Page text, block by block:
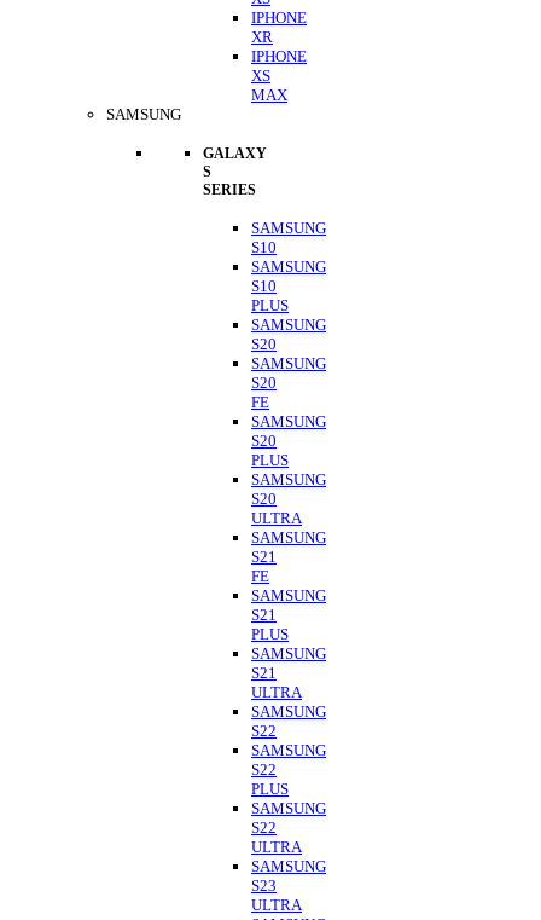
IPHONE
XR
IPHONE
XS
MAX
SAMSUNG
GALAXY
S
SERIES
SAMSUNG
S10
SAMSUNG
S10
PLUS
SAMSUNG
S20
SAMSUNG
S20
FE
SAMSUNG
S20
PLUS
SAMSUNG
S20
ULTRA
SAMSUNG
S21
FE
SAMSUNG
S21
PLUS
SAMSUNG
S21
ULTRA
SAMSUNG
S22
SAMSUNG
S22
PLUS
SAMSUNG
S22
ULTRA
SAMSUNG
S23
ULTRA